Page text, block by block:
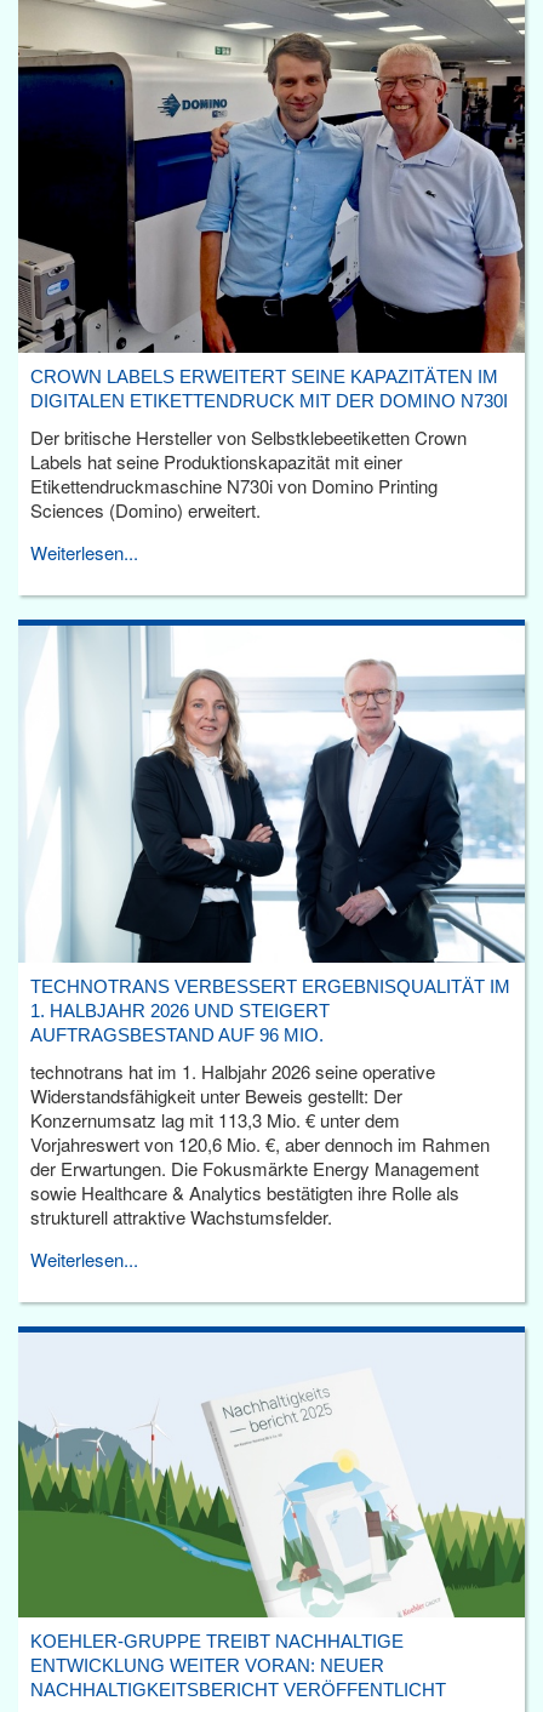
CROWN LABELS ERWEITERT SEINE KAPAZITÄTEN IM
DIGITALEN ETIKETTENDRUCK MIT DER DOMINO N730I
Der britische Hersteller von Selbstklebeetiketten Crown
Labels hat seine Produktionskapazität mit einer
Etikettendruckmaschine N730i von Domino Printing
Sciences (Domino) erweitert.
Weiterlesen...
TECHNOTRANS VERBESSERT ERGEBNISQUALITÄT IM
1. HALBJAHR 2026 UND STEIGERT
AUFTRAGSBESTAND AUF 96 MIO.
technotrans hat im 1. Halbjahr 2026 seine operative
Widerstandsfähigkeit unter Beweis gestellt: Der
Konzernumsatz lag mit 113,3 Mio. € unter dem
Vorjahreswert von 120,6 Mio. €, aber dennoch im Rahmen
der Erwartungen. Die Fokusmärkte Energy Management
sowie Healthcare & Analytics bestätigten ihre Rolle als
strukturell attraktive Wachstumsfelder.
Weiterlesen...
KOEHLER-GRUPPE TREIBT NACHHALTIGE
ENTWICKLUNG WEITER VORAN: NEUER
NACHHALTIGKEITSBERICHT VERÖFFENTLICHT